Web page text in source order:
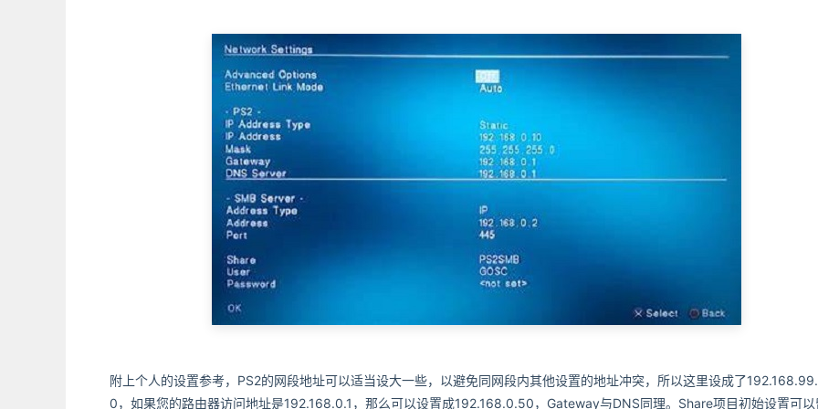
附上个人的设置参考，PS2的网段地址可以适当设大一些，以避免同网段内其他设置的地址冲突，所以这里设成了
0，如果您的路由器访问地址是192.168.0.1，那么可以设置成192.168.0.50，Gateway与DNS同理。Share项目初始设置可以